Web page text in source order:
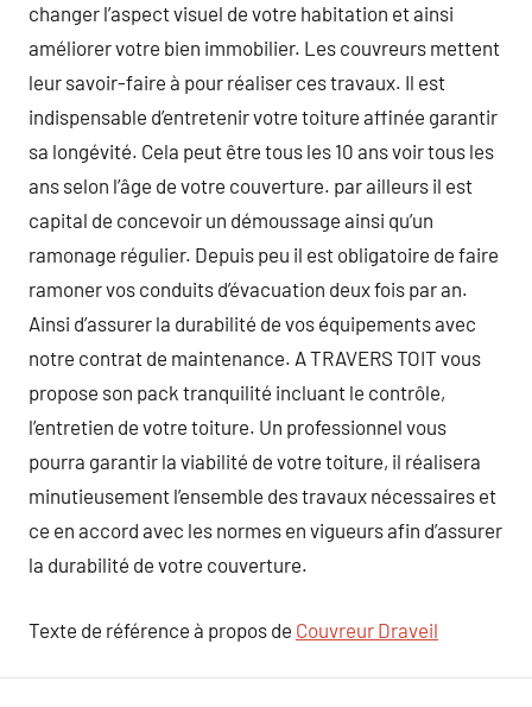
changer l’aspect visuel de votre habitation et ainsi
améliorer votre bien immobilier. Les couvreurs mettent
leur savoir-faire à pour réaliser ces travaux. Il est
indispensable d’entretenir votre toiture affinée garantir
sa longévité. Cela peut être tous les 10 ans voir tous les
ans selon l’âge de votre couverture. par ailleurs il est
capital de concevoir un démoussage ainsi qu’un
ramonage régulier. Depuis peu il est obligatoire de faire
ramoner vos conduits d’évacuation deux fois par an.
Ainsi d’assurer la durabilité de vos équipements avec
notre contrat de maintenance. A TRAVERS TOIT vous
propose son pack tranquilité incluant le contrôle,
l’entretien de votre toiture. Un professionnel vous
pourra garantir la viabilité de votre toiture, il réalisera
minutieusement l’ensemble des travaux nécessaires et
ce en accord avec les normes en vigueurs afin d’assurer
la durabilité de votre couverture.
Texte de référence à propos de Couvreur Draveil